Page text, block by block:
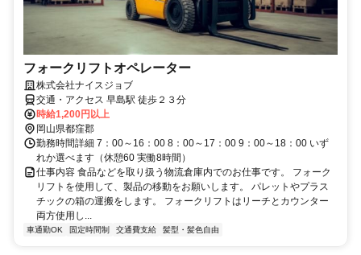
フォークリフトオペレーター
株式会社ナイスジョブ
交通・アクセス 早島駅 徒歩２３分
時給1,200円以上
岡山県都窪郡
勤務時間詳細 7：00～16：00 8：00～17：00 9：00～18：00 いず
れか選べます（休憩60 実働8時間）
仕事内容 食品などを取り扱う物流倉庫内でのお仕事です。 フォーク
リフトを使用して、製品の移動をお願いします。 パレットやプラス
チックの箱の運搬をします。 フォークリフトはリーチとカウンター
両方使用し...
車通勤OK 固定時間制 交通費支給 髪型・髪色自由